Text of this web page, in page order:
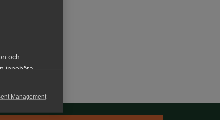
och
innebära
rapportera
Management